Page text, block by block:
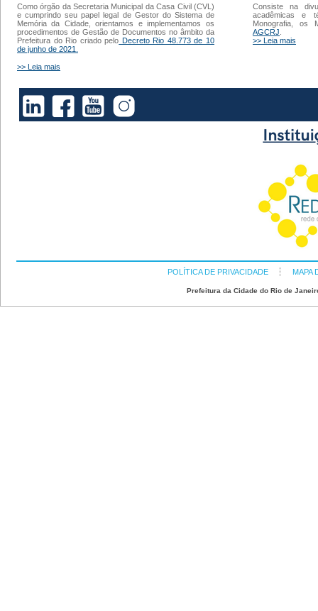
Como órgão da Secretaria Municipal da Casa Civil (CVL)
e cumprindo seu papel legal de Gestor do Sistema de
Memória da Cidade, orientamos e implementamos os
procedimentos de Gestão de Documentos no âmbito da
Prefeitura do Rio criado pelo Decreto Rio 48.773 de 10
de junho de 2021.
>> Leia mais
Consiste na
acadêmicas e
Monografia, os
AGCRJ
>> Leia mais
POLÍTICA DE PRIVACIDADE MAPA
Prefeitura da Cidade do Rio de